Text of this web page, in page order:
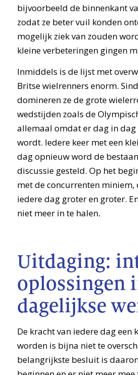
bijvoorbeeld de binnenkant
zodat ze beter vuil konden
mogelijk ziek van zouden
kleine verbeteringen gingen
Inmiddels is de lijst met
Britse wielrenners enorm.
domineren ze de grote
wedstijden zoals de
allemaal omdat er dag in
wordt. Iedere keer met een
dag opnieuw word de
discussie gesteld. Op het
met de concurrenten
iedere dag groter en groter.
niet meer in te halen.
Uitdaging:
oplossingen
dagelijkse
De kracht van iedere dag een
worden is bijna niet te
belangrijkste besluit is